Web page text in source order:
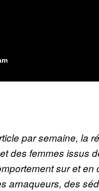
par semaine, la
des femmes issus
sur et
arnaqueurs, des